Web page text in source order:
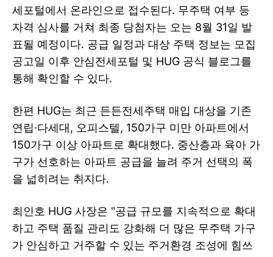
세포털에서 온라인으로 접수된다. 무주택 여부 등
자격 심사를 거쳐 최종 당첨자는 오는 8월 31일 발
표될 예정이다. 공급 일정과 대상 주택 정보는 모집
공고일 이후 안심전세포털 및 HUG 공식 블로그를
통해 확인할 수 있다.
한편 HUG는 최근 든든전세주택 매입 대상을 기존
연립·다세대, 오피스텔, 150가구 미만 아파트에서
150가구 이상 아파트로 확대했다. 중산층과 육아 가
구가 선호하는 아파트 공급을 늘려 주거 선택의 폭
을 넓히려는 취지다.
최인호 HUG 사장은 "공급 규모를 지속적으로 확대
하고 주택 품질 관리도 강화해 더 많은 무주택 가구
가 안심하고 거주할 수 있는 주거환경 조성에 힘쓰